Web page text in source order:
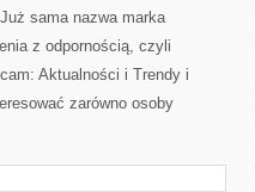
sama nazwa marka
z odpornością, czyli
Aktualności i Trendy i
zarówno osoby